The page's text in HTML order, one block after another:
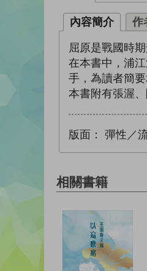
內容簡介 作
屈原是戰國時
在本書中，浦
手，為讀者簡
本書附有張渥
版面： 彈性／
相關書籍